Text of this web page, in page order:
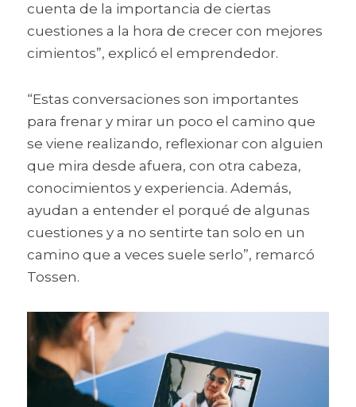
cuenta de la importancia de ciertas
cuestiones a la hora de crecer con mejores
cimientos”, explicó el emprendedor.
“Estas conversaciones son importantes
para frenar y mirar un poco el camino que
se viene realizando, reflexionar con alguien
que mira desde afuera, con otra cabeza,
conocimientos y experiencia. Además,
ayudan a entender el porqué de algunas
cuestiones y a no sentirte tan solo en un
camino que a veces suele serlo”, remarcó
Tossen.